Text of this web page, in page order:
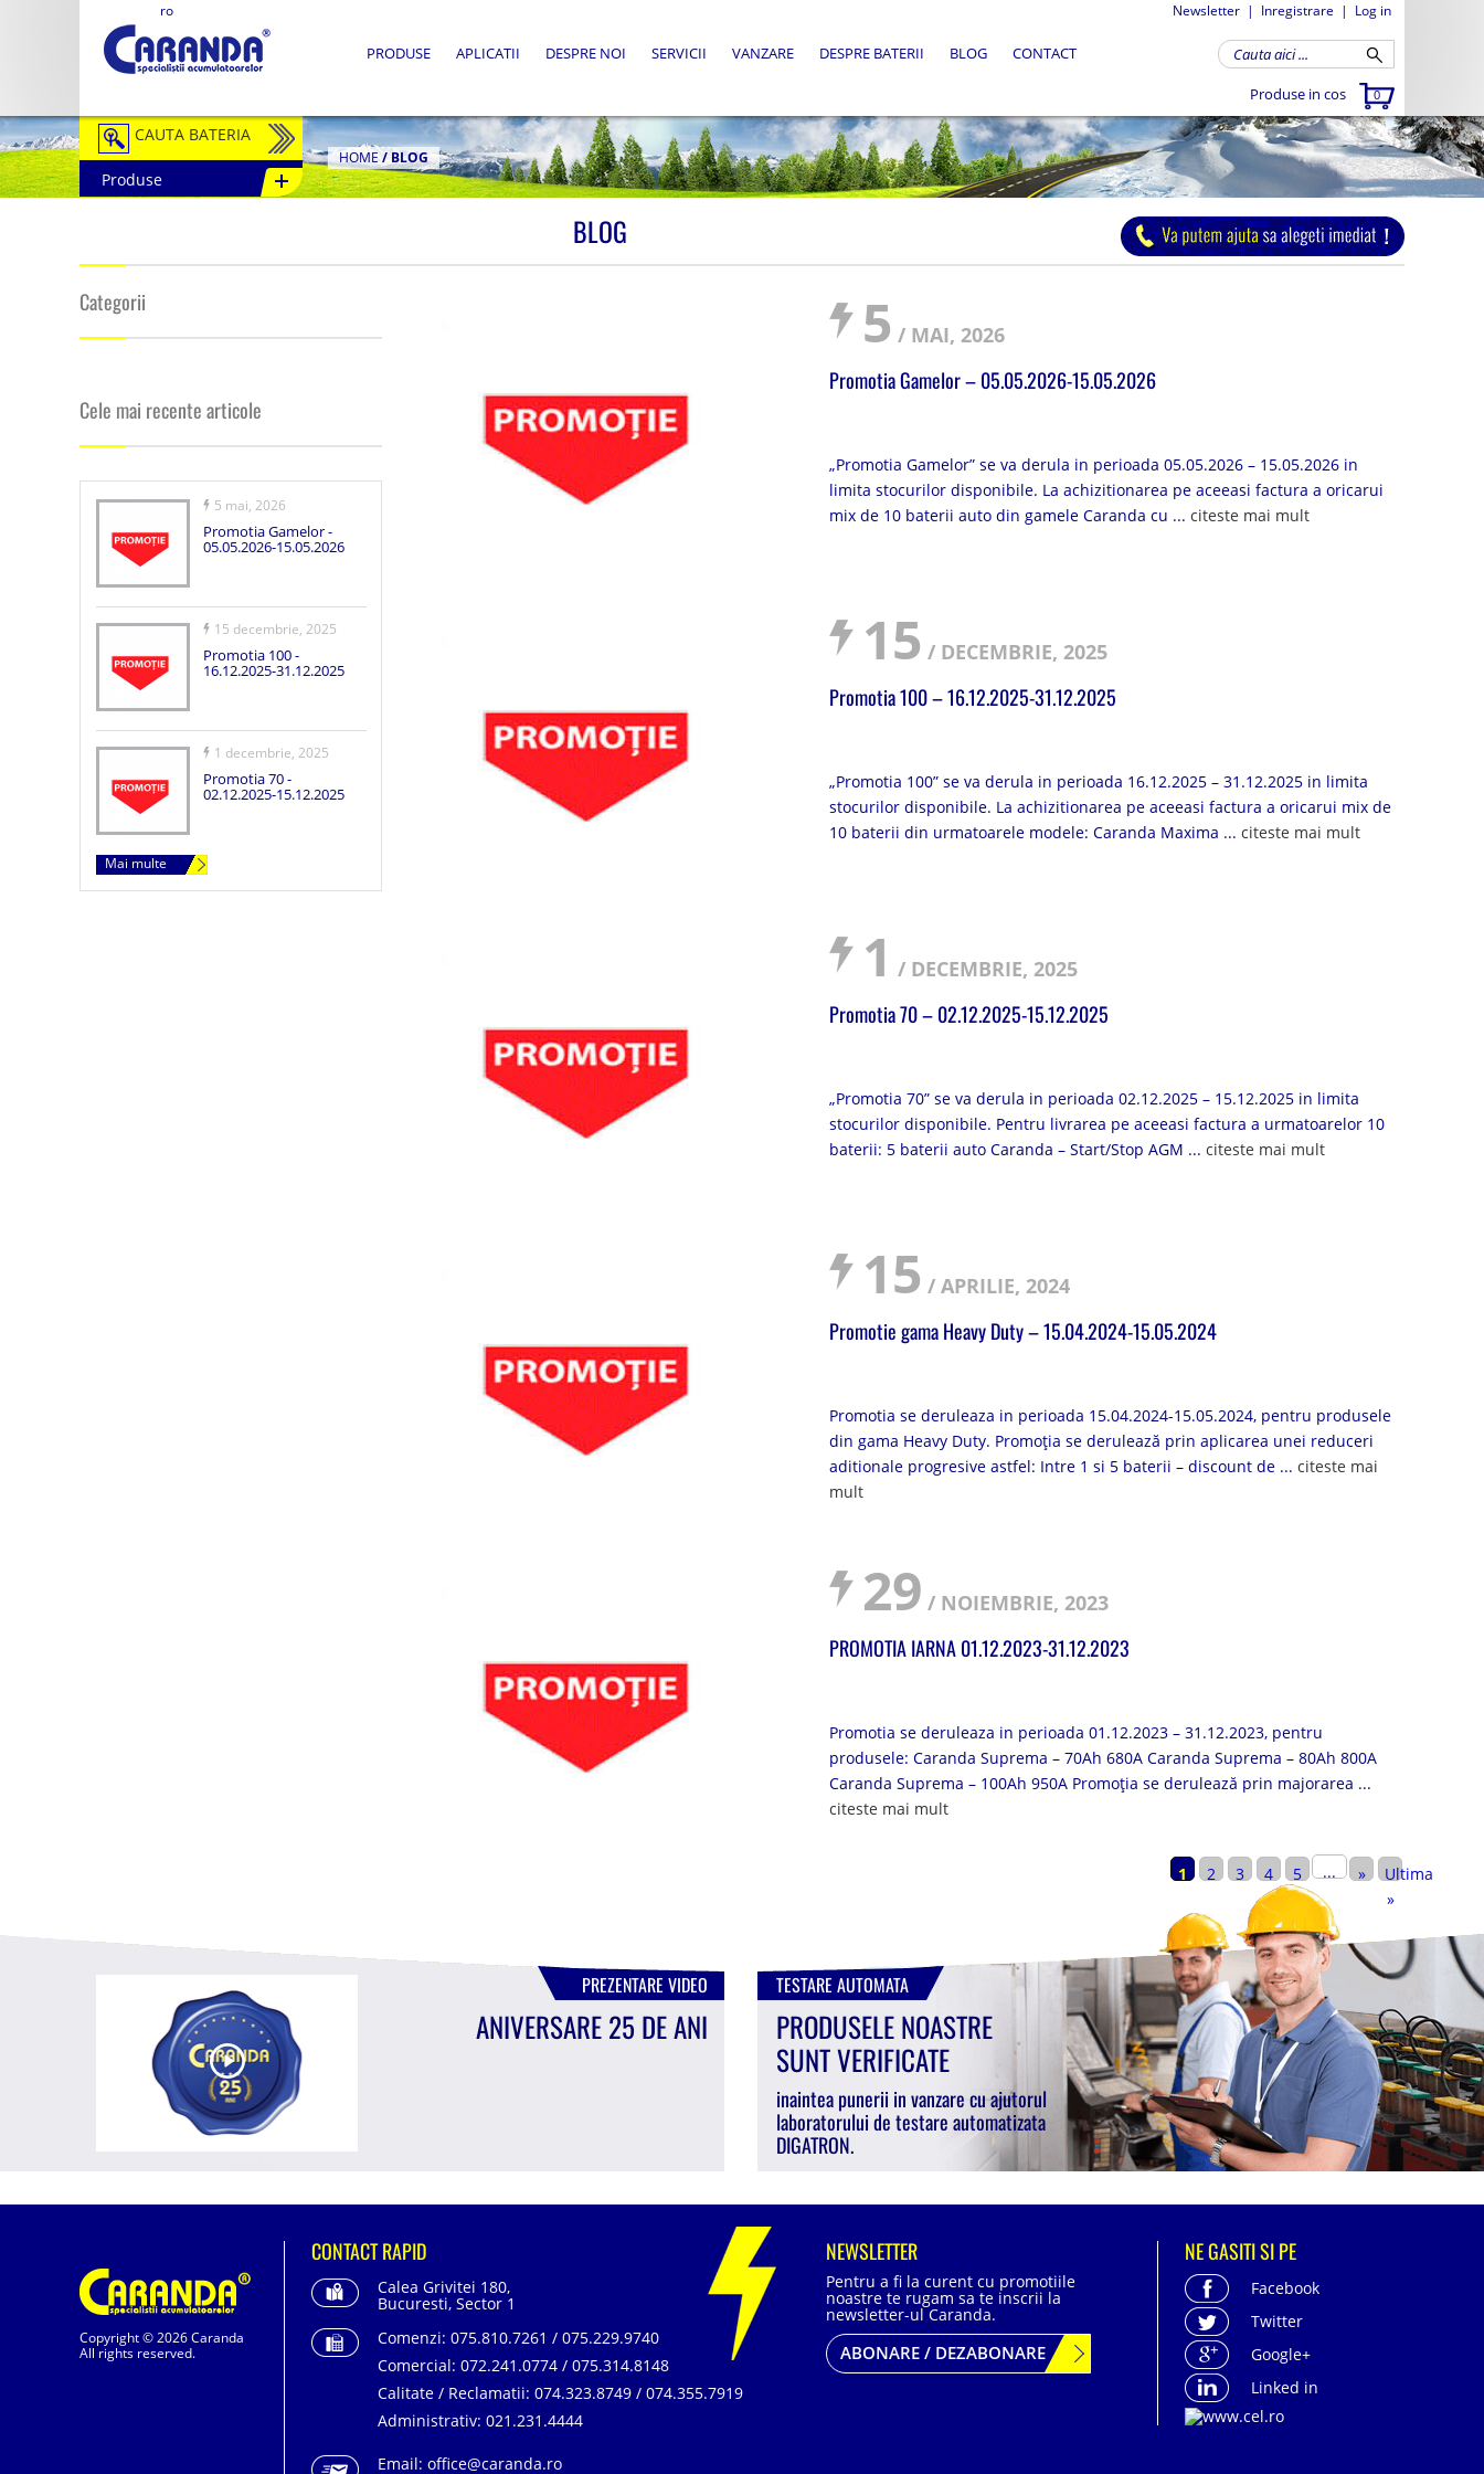
ro Newsletter | Inregistrare | Log in
Produse in cos 0
PRODUSE APLICATII DESPRE NOI SERVICII VANZARE DESPRE BATERII BLOG CONTACT
CAUTA BATERIA
Auto / Moto
Accesorii Baterii
Produse
HOME/BLOG
BLOG
Categorii
Cele mai recente articole
5 mai, 2026
Promotia Gamelor -
05.05.2026-15.05.2026
15 decembrie, 2025
Promotia 100 -
16.12.2025-31.12.2025
1 decembrie, 2025
Promotia 70 -
02.12.2025-15.12.2025
Mai multe
5 / MAI, 2026
Promotia Gamelor – 05.05.2026-15.05.2026
„Promotia Gamelor” se va derula in perioada 05.05.2026 – 15.05.2026 in
limita stocurilor disponibile. La achizitionarea pe aceeasi factura a oricarui
mix de 10 baterii auto din gamele Caranda cu ... citeste mai mult
15 / DECEMBRIE, 2025
Promotia 100 – 16.12.2025-31.12.2025
„Promotia 100” se va derula in perioada 16.12.2025 – 31.12.2025 in limita
stocurilor disponibile. La achizitionarea pe aceeasi factura a oricarui mix de
10 baterii din urmatoarele modele: Caranda Maxima ... citeste mai mult
1 / DECEMBRIE, 2025
Promotia 70 – 02.12.2025-15.12.2025
„Promotia 70” se va derula in perioada 02.12.2025 – 15.12.2025 in limita
stocurilor disponibile. Pentru livrarea pe aceeasi factura a urmatoarelor 10
baterii: 5 baterii auto Caranda – Start/Stop AGM ... citeste mai mult
15 / APRILIE, 2024
Promotie gama Heavy Duty – 15.04.2024-15.05.2024
Promotia se deruleaza in perioada 15.04.2024-15.05.2024, pentru produsele
din gama Heavy Duty. Promoția se derulează prin aplicarea unei reduceri
aditionale progresive astfel: Intre 1 si 5 baterii – discount de ... citeste mai
mult
29 / NOIEMBRIE, 2023
PROMOTIA IARNA 01.12.2023-31.12.2023
Promotia se deruleaza in perioada 01.12.2023 – 31.12.2023, pentru
produsele: Caranda Suprema – 70Ah 680A Caranda Suprema – 80Ah 800A
Caranda Suprema – 100Ah 950A Promoția se derulează prin majorarea ...
citeste mai mult
1 2 3 4 5 ... »
Ultima
»
PREZENTARE VIDEO
ANIVERSARE 25 DE ANI
TESTARE AUTOMATA
PRODUSELE NOASTRE
SUNT VERIFICATE
inaintea punerii in vanzare cu ajutorul
laboratorului de testare automatizata
DIGATRON.
Copyright © 2026 Caranda
All rights reserved.
CONTACT RAPID
Calea Grivitei 180,
Bucuresti, Sector 1
Comenzi: 075.810.7261 / 075.229.9740
Comercial: 072.241.0774 / 075.314.8148
Calitate / Reclamatii: 074.323.8749 / 074.355.7919
Administrativ: 021.231.4444
Email: office@caranda.ro
NEWSLETTER
Pentru a fi la curent cu promotiile
noastre te rugam sa te inscrii la
newsletter-ul Caranda.
ABONARE / DEZABONARE
NE GASITI SI PE
Facebook
Twitter
Google+
Linked in